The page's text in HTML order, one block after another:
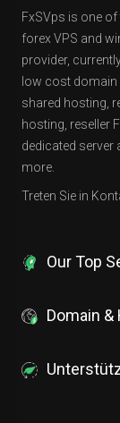
FxSVps is one of
forex VPS and
provider,
low cost domain
shared hosting,
hosting, reseller
dedicated server
more.
Treten Sie in
Our Top
Domain